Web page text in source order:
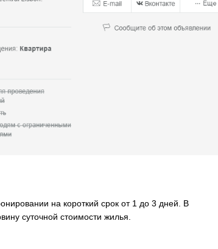
на короткий срок от 1 до 3 дней. В
суточной стоимости жилья.